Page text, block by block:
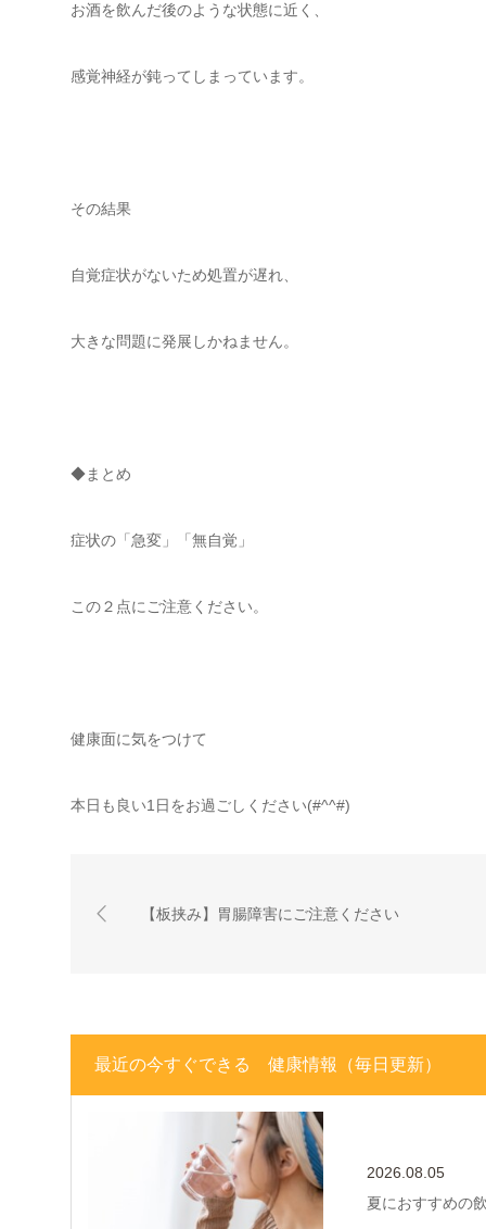
お酒を飲んだ後のような状態に近く、
感覚神経が鈍ってしまっています。
その結果
自覚症状がないため処置が遅れ、
大きな問題に発展しかねません。
◆まとめ
症状の「急変」「無自覚」
この２点にご注意ください。
健康面に気をつけて
本日も良い1日をお過ごしください(#^^#)
【板挟み】胃腸障害にご注意ください
最近の今すぐできる 健康情報（毎日更新）
2026.08.05
夏におすすめの